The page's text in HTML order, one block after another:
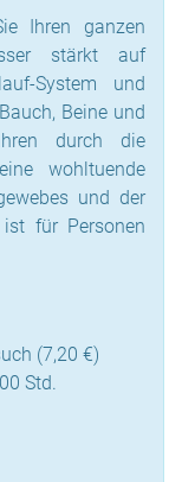
Ihren ganzen
stärkt auf
System und
Beine und
durch die
wohltuende
und der
für Personen
(7,20 €)
Std.